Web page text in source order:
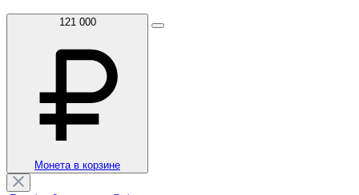
121 000
Монета в корзине